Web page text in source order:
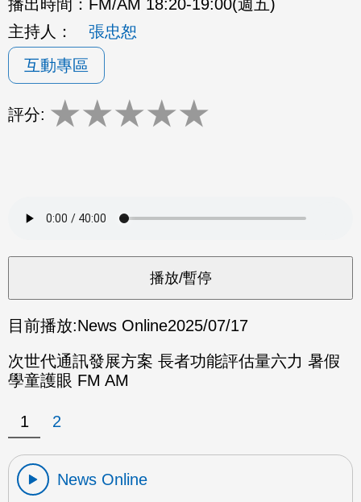
播出時間： FM/AM 18:20-19:00(週五)
主持人：
張忠恕
互動專區
評分: ★★★★★
目前播放:News Online2025/07/17
次世代通訊發展方案 長者功能評估量六力 暑假
學童護眼 FM AM
1 2
News Online